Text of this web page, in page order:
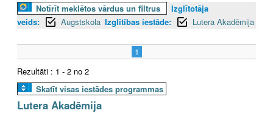
Notīrīt meklētos vārdus un filtrus
Izglītotāja
veids:
Augstskola Izglītības iestāde: Lutera Akadēmija
1
Rezultāti : 1 - 2 no 2
Skatīt visas iestādes programmas
Lutera Akadēmija